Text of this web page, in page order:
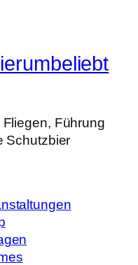
Führung
Schutzbier